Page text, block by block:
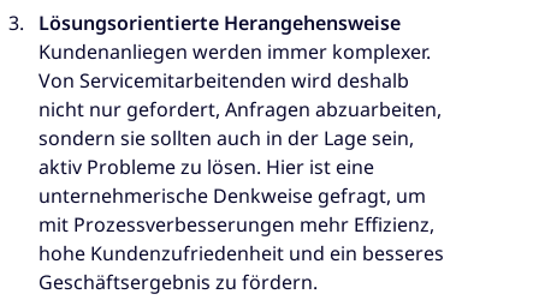
Lösungsorientierte Herangehensweise
Kundenanliegen werden immer komplexer.
Von Servicemitarbeitenden wird deshalb
nicht nur gefordert, Anfragen abzuarbeiten,
sondern sie sollten auch in der Lage sein,
aktiv Probleme zu lösen. Hier ist eine
unternehmerische Denkweise gefragt, um
mit Prozessverbesserungen mehr Effizienz,
hohe Kundenzufriedenheit und ein besseres
Geschäftsergebnis zu fördern.